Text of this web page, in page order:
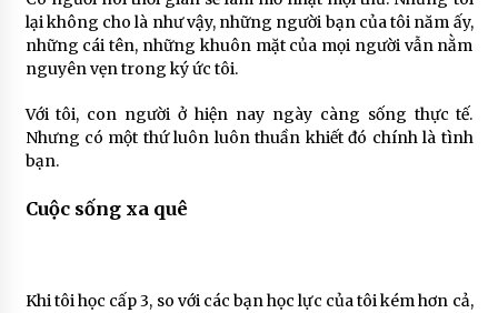
lại không cho là như vậy, những người bạn của tôi năm ấy,
những cái tên, những khuôn mặt của mọi người vẫn nằm
nguyên vẹn trong ký ức tôi.
Với tôi, con người ở hiện nay ngày càng sống thực tế.
Nhưng có một thứ luôn luôn thuần khiết đó chính là tình
bạn.
Cuộc sống xa quê
Khi tôi học cấp 3, so với các bạn học lực của tôi kém hơn cả,